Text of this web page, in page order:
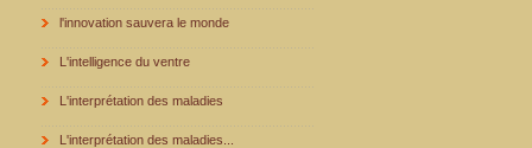
l'innovation sauvera le monde
L'intelligence du ventre
L'interprétation des maladies
L'interprétation des maladies...